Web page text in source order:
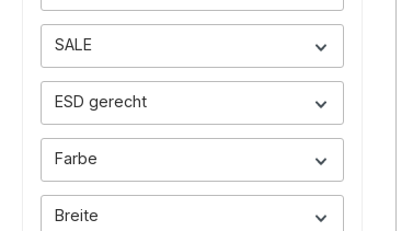
SALE
ESD gerecht
Farbe
Breite